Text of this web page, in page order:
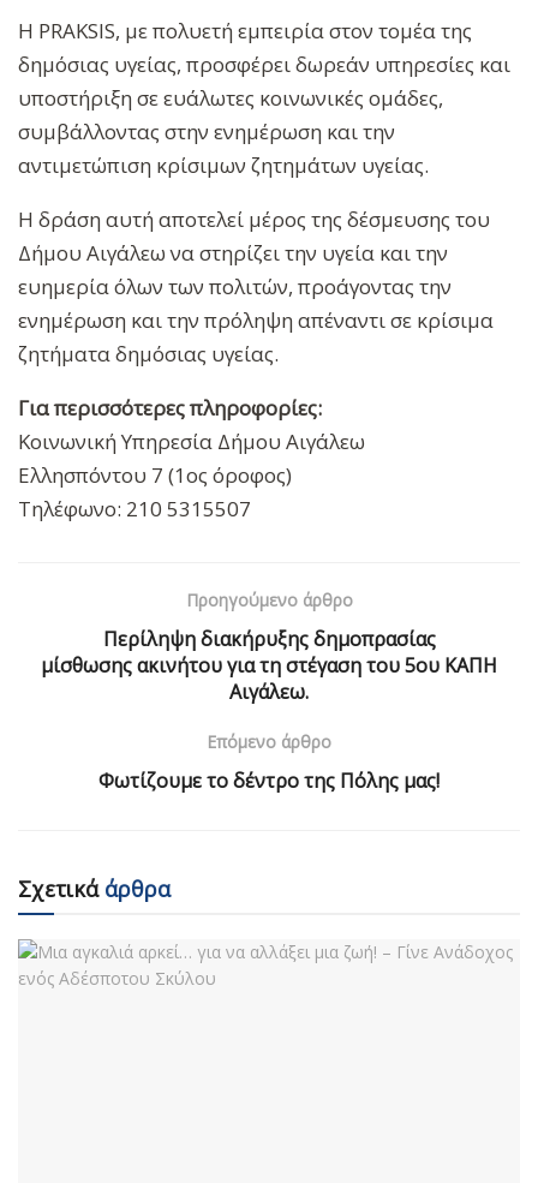
Η PRAKSIS, με πολυετή εμπειρία στον τομέα της
δημόσιας υγείας, προσφέρει δωρεάν υπηρεσίες και
υποστήριξη σε ευάλωτες κοινωνικές ομάδες,
συμβάλλοντας στην ενημέρωση και την
αντιμετώπιση κρίσιμων ζητημάτων υγείας.
Η δράση αυτή αποτελεί μέρος της δέσμευσης του
Δήμου Αιγάλεω να στηρίζει την υγεία και την
ευημερία όλων των πολιτών, προάγοντας την
ενημέρωση και την πρόληψη απέναντι σε κρίσιμα
ζητήματα δημόσιας υγείας.
Για περισσότερες πληροφορίες:
Κοινωνική Υπηρεσία Δήμου Αιγάλεω
Ελλησπόντου 7 (1ος όροφος)
Τηλέφωνο: 210 5315507
Προηγούμενο άρθρο
Περίληψη διακήρυξης δημοπρασίας
μίσθωσης ακινήτου για τη στέγαση του 5ου ΚΑΠΗ
Αιγάλεω.
Επόμενο άρθρο
Φωτίζουμε το δέντρο της Πόλης μας!
Σχετικάάρθρα